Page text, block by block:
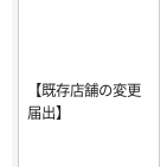
【既存店舗の変更
届出】